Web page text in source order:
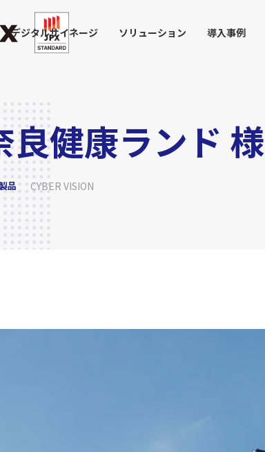
デジタルサイネージ ソリューション 導入事例
良健康ランド 様
品 CYBER VISION